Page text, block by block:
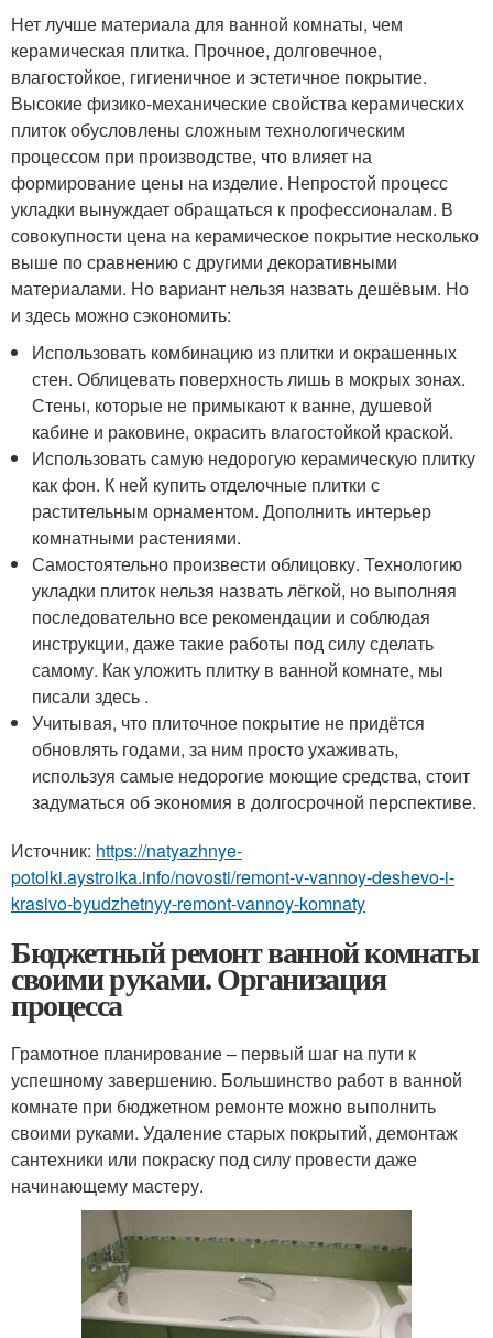
Нет лучше материала для ванной комнаты, чем
керамическая плитка. Прочное, долговечное,
влагостойкое, гигиеничное и эстетичное покрытие.
Высокие физико-механические свойства керамических
плиток обусловлены сложным технологическим
процессом при производстве, что влияет на
формирование цены на изделие. Непростой процесс
укладки вынуждает обращаться к профессионалам. В
совокупности цена на керамическое покрытие несколько
выше по сравнению с другими декоративными
материалами. Но вариант нельзя назвать дешёвым. Но
и здесь можно сэкономить:
Использовать комбинацию из плитки и окрашенных
стен. Облицевать поверхность лишь в мокрых зонах.
Стены, которые не примыкают к ванне, душевой
кабине и раковине, окрасить влагостойкой краской.
Использовать самую недорогую керамическую плитку
как фон. К ней купить отделочные плитки с
растительным орнаментом. Дополнить интерьер
комнатными растениями.
Самостоятельно произвести облицовку. Технологию
укладки плиток нельзя назвать лёгкой, но выполняя
последовательно все рекомендации и соблюдая
инструкции, даже такие работы под силу сделать
самому. Как уложить плитку в ванной комнате, мы
писали здесь .
Учитывая, что плиточное покрытие не придётся
обновлять годами, за ним просто ухаживать,
используя самые недорогие моющие средства, стоит
задуматься об экономия в долгосрочной перспективе.
Источник: https://natyazhnye-
potolki.aystroika.info/novosti/remont-v-vannoy-deshevo-i-
krasivo-byudzhetnyy-remont-vannoy-komnaty
Бюджетный ремонт ванной комнаты
своими руками. Организация
процесса
Грамотное планирование – первый шаг на пути к
успешному завершению. Большинство работ в ванной
комнате при бюджетном ремонте можно выполнить
своими руками. Удаление старых покрытий, демонтаж
сантехники или покраску под силу провести даже
начинающему мастеру.